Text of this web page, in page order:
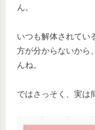
ん。
いつも解体されてい
方が分からないから
んね。
ではさっそく、実は